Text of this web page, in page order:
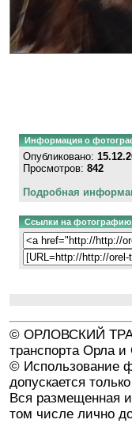
Информация о
Опубликовано:
Просмотров: 842
Подробная
Ссылки на фотографию
© ОРЛОВСКИЙ
транспорта Орла и
© Использование
допускается
Вся размещенная
том числе лично